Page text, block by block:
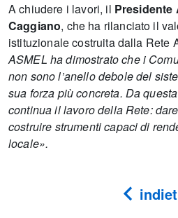
A chiudere i lavori, il Presidente
Caggiano, che ha rilanciato il
istituzionale costruita dalla Rete
ASMEL ha dimostrato che i
non sono l’anello debole del
sua forza più concreta. Da
continua il lavoro della Rete:
costruire strumenti capaci di
locale».